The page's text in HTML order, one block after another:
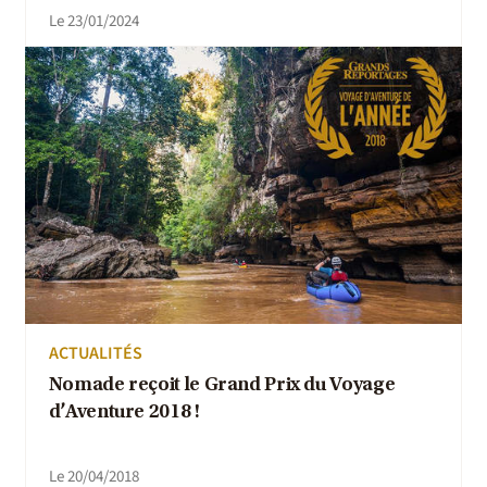
Le 23/01/2024
ACTUALITÉS
Nomade reçoit le Grand Prix du Voyage
d’Aventure 2018 !
Le 20/04/2018